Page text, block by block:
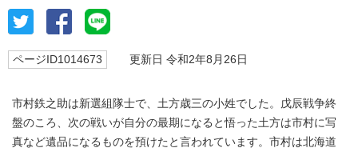
ページID1014673 更新日 令和2年8月26日
市村鉄之助は新選組隊士で、土方歳三の小姓でした。戊辰戦争終
盤のころ、次の戦いが自分の最期になると悟った土方は市村に写
真など遺品になるものを預けたと言われています。市村は北海道